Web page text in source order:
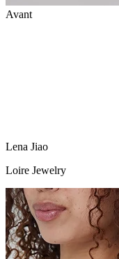
Avant
Lena Jiao
Loire Jewelry